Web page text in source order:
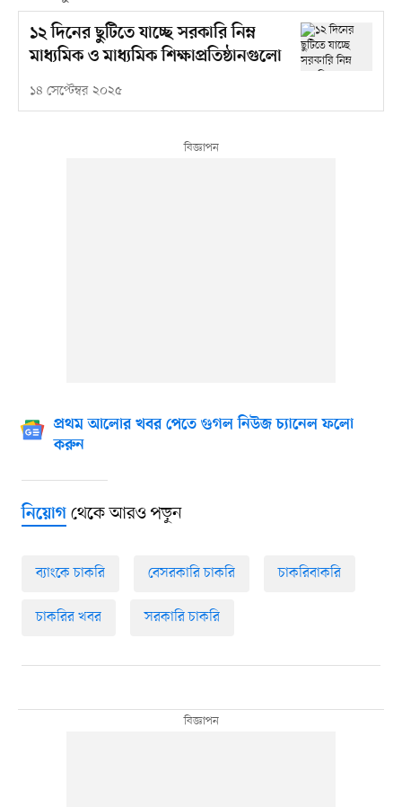
১২ দিনের ছুটিতে যাচ্ছে সরকারি নিম্ন
মাধ্যমিক ও মাধ্যমিক শিক্ষাপ্রতিষ্ঠানগুলো
১৪ সেপ্টেম্বর ২০২৫
প্রথম আলোর খবর পেতে গুগল নিউজ চ্যানেল ফলো
করুন
নিয়োগথেকে আরও পড়ুন
ব্যাংকে চাকরি বেসরকারি চাকরি চাকরিবাকরি
চাকরির খবর সরকারি চাকরি